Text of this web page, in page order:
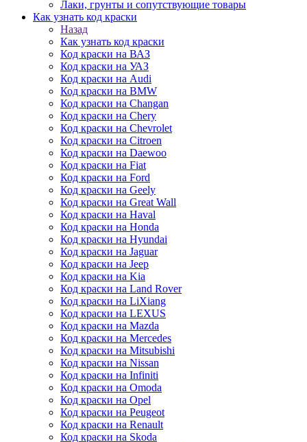
Лаки, грунты и сопутствующие товары
Как узнать код краски
Назад
Как узнать код краски
Код краски на ВАЗ
Код краски на УАЗ
Код краски на Audi
Код краски на BMW
Код краски на Changan
Код краски на Chery
Код краски на Chevrolet
Код краски на Citroen
Код краски на Daewoo
Код краски на Fiat
Код краски на Ford
Код краски на Geely
Код краски на Great Wall
Код краски на Haval
Код краски на Honda
Код краски на Hyundai
Код краски на Jaguar
Код краски на Jeep
Код краски на Kia
Код краски на Land Rover
Код краски на LiXiang
Код краски на LEXUS
Код краски на Mazda
Код краски на Mercedes
Код краски на Mitsubishi
Код краски на Nissan
Код краски на Infiniti
Код краски на Omoda
Код краски на Opel
Код краски на Peugeot
Код краски на Renault
Код краски на Skoda